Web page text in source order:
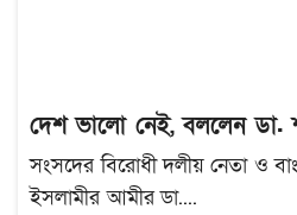
দেশ ভালো নেই, বললেন ডা.
সংসদের বিরোধী দলীয় নেতা ও
ইসলামীর আমীর ডা....